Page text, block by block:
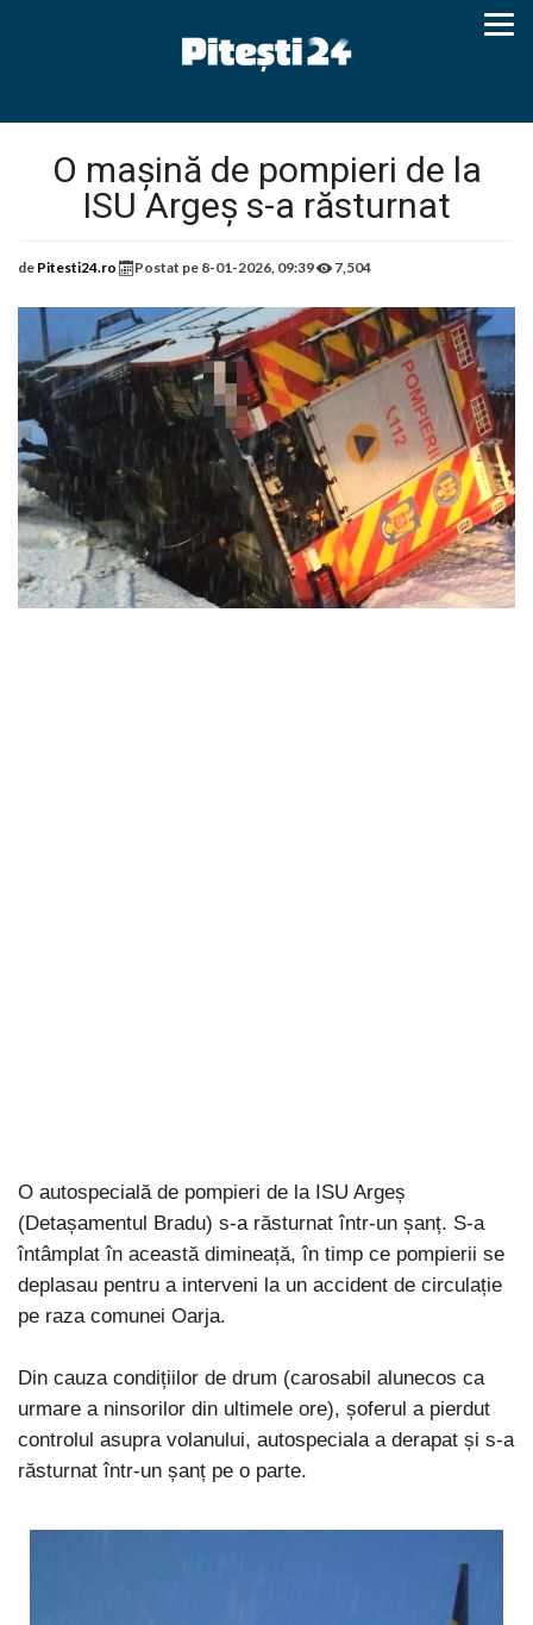
O mașină de pompieri de la
ISU Argeș s-a răsturnat
de Pitesti24.ro Postat pe 8-01-2026, 09:39 7,504
O autospecială de pompieri de la ISU Argeș
(Detașamentul Bradu) s-a răsturnat într-un șanț. S-a
întâmplat în această dimineață, în timp ce pompierii se
deplasau pentru a interveni la un accident de circulație
pe raza comunei Oarja.
Din cauza condițiilor de drum (carosabil alunecos ca
urmare a ninsorilor din ultimele ore), șoferul a pierdut
controlul asupra volanului, autospeciala a derapat și s-a
răsturnat într-un șanț pe o parte.